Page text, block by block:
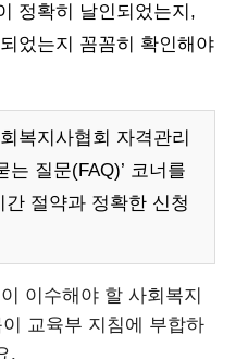
정확히 날인되었는지,
었는지 꼼꼼히 확인해야
복지사협회 자격관리
는 질문(FAQ)’ 코너를
절약과 정확한 신청
이수해야 할 사회복지
교육부 지침에 부합하
.